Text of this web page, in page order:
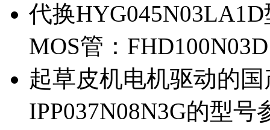
代换
MOS管：
起草皮机电机驱动的
IPP037N08N3G的型号